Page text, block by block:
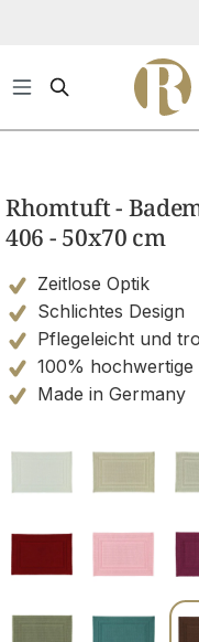
Rhomtuft -
406 - 50x70 cm
Zeitlose Optik
Schlichtes Design
Pflegeleicht und
100% hochwertige
Made in Germany